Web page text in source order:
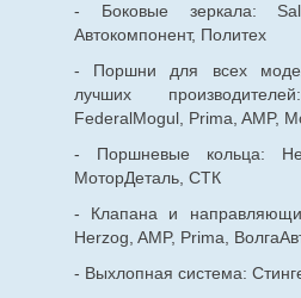
- Боковые зеркала:
Автокомпонент, Политех
- Поршни для всех
лучших
FederalMogul, Prima, AMP,
- Поршневые кольца:
МоторДеталь, СТК
- Клапана и
Herzog, AMP, Prima,
- Выхлопная система: